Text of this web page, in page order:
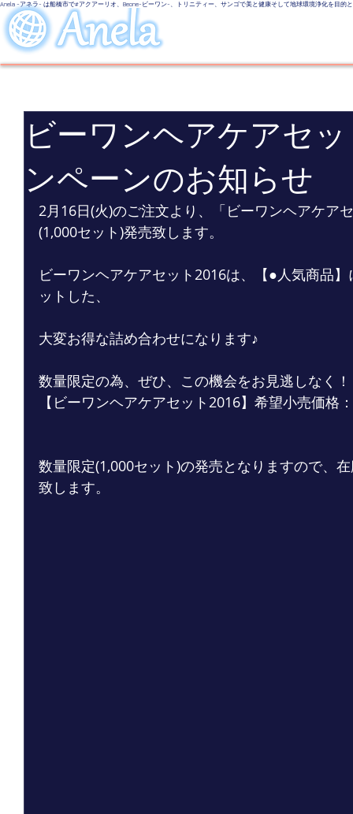
Anela -アネラ- は船橋市で#アクアーリオ、Beone-ビーワン-、トリニティー、サンゴで美と健康そして地球環境浄化
ビーワンヘアケアセ
ンペーンのお知らせ
2月16日(火)のご注文より、「ビーワンヘアケア
(1,000セット)発売致します。
ビーワンヘアケアセット2016は、【●人気商品
ットした、
大変お得な詰め合わせになります♪
数量限定の為、ぜひ、この機会をお見逃しなく
【ビーワンヘアケアセット2016】希望小売価格
数量限定(1,000セット)の発売となりますので、
致します。